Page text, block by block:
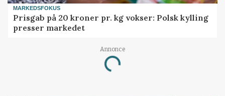
MARKEDSFOKUS
Prisgab på 20 kroner pr. kg vokser: Polsk kylling
presser markedet
Annonce
Loading...